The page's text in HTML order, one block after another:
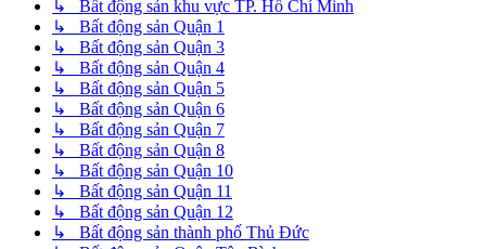
↳ Bất động sản khu vực TP. Hồ Chí Minh
↳ Bất động sản Quận 1
↳ Bất động sản Quận 3
↳ Bất động sản Quận 4
↳ Bất động sản Quận 5
↳ Bất động sản Quận 6
↳ Bất động sản Quận 7
↳ Bất động sản Quận 8
↳ Bất động sản Quận 10
↳ Bất động sản Quận 11
↳ Bất động sản Quận 12
↳ Bất động sản thành phố Thủ Đức